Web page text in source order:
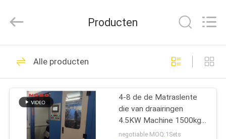
THUIS
PRODUCTEN
OVER
Developed
matrasproductielijn
80
Producten
Alle producten
4-8 de de Matraslente
die van draairingen
4.5KW Machine 1500kg
maken
negotiable MOQ:1Sets